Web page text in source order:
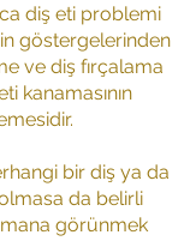
diş eti problemi
göstergelerinden
ve diş fırçalama
kanamasının
bir diş ya da
da belirli
görünmek